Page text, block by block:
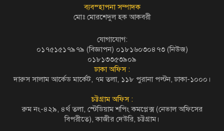
ব্যবস্হাপনা সম্পাদক
মোঃ মোরশেদুল হক আকবরী
যোগাযোগ:
০১৭৫১৫১৭৯৭৯ (বিজ্ঞাপন) ০১৮১৬০৩০৪৭৩ (নিউজ)
০১৮১৩৩৫৩৯০৯
ঢাকা অফিস :
দারুস সালাম আর্কেড মার্কেট, ৭ম তলা, ১১৮ পুরানা পল্টন, ঢাকা-১০০০।
চট্টগ্রাম অফিস :
রুম নং-৪২৯, ৪র্থ তলা, স্টেডিয়াম শপিং কমপ্লেক্স (নেভাল অফিসের
বিপরীতে), কাজীর দেউরি, চট্টগ্রাম।